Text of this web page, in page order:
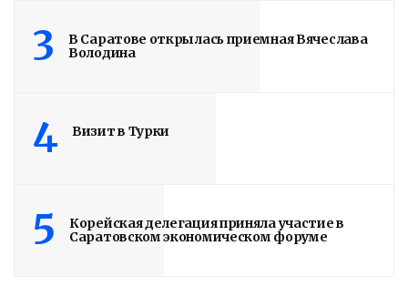
3
В Саратове открылась приемная Вячеслава
Володина
4 Визит в Турки
5
Корейская делегация приняла участие в
Саратовском экономическом форуме
Здание построено в 1900 году